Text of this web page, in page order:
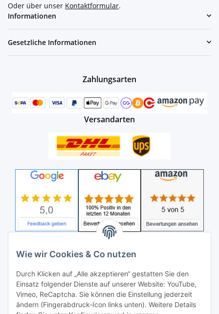
Wie wir Cookies & Co nutzen
Durch Klicken auf „Alle akzeptieren“ gestatten Sie den
Einsatz folgender Dienste auf unserer Website: YouTube,
Vimeo, ReCaptcha. Sie können die Einstellung jederzeit
ändern (Fingerabdruck-Icon links unten). Weitere Details
Oder über unser Kontaktformular.
Informationen
Gesetzliche Informationen
Zahlungsarten
Versandarten